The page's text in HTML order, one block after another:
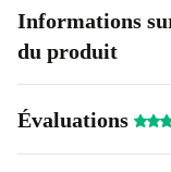
Informations
du produit
Évaluations